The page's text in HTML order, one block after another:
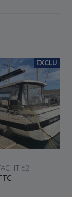
EXCLU
LE BATEAU
62